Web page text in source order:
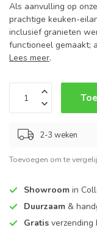
Als aanvulling op
prachtige keuken-
inclusief granieten
functioneel gemaakt;
Lees meer.
2-3 weken
Toevoegen om te
Showroom in
Duurzaam &
Gratis verzending